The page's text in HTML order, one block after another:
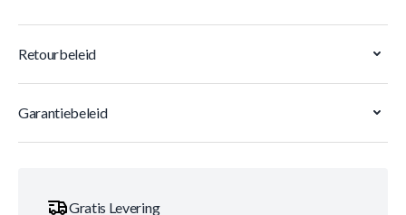
Retourbeleid
Garantiebeleid
Gratis Levering